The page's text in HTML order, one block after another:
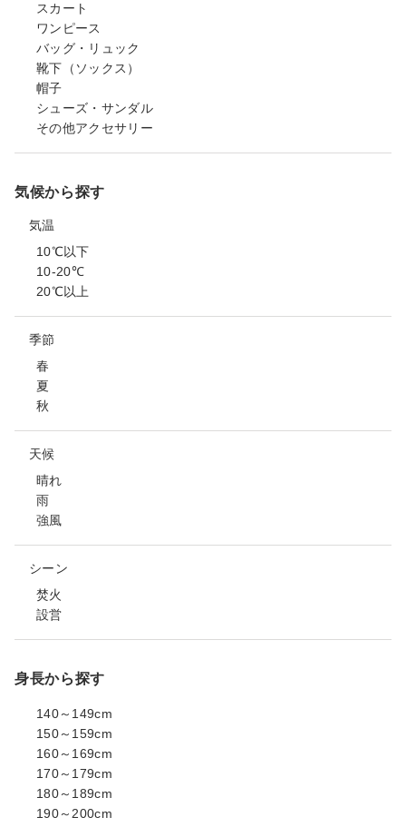
スカート
ワンピース
バッグ・リュック
靴下（ソックス）
帽子
シューズ・サンダル
その他アクセサリー
気候から探す
気温
10℃以下
10-20℃
20℃以上
季節
春
夏
秋
天候
晴れ
雨
強風
シーン
焚火
設営
身長から探す
140～149cm
150～159cm
160～169cm
170～179cm
180～189cm
190～200cm